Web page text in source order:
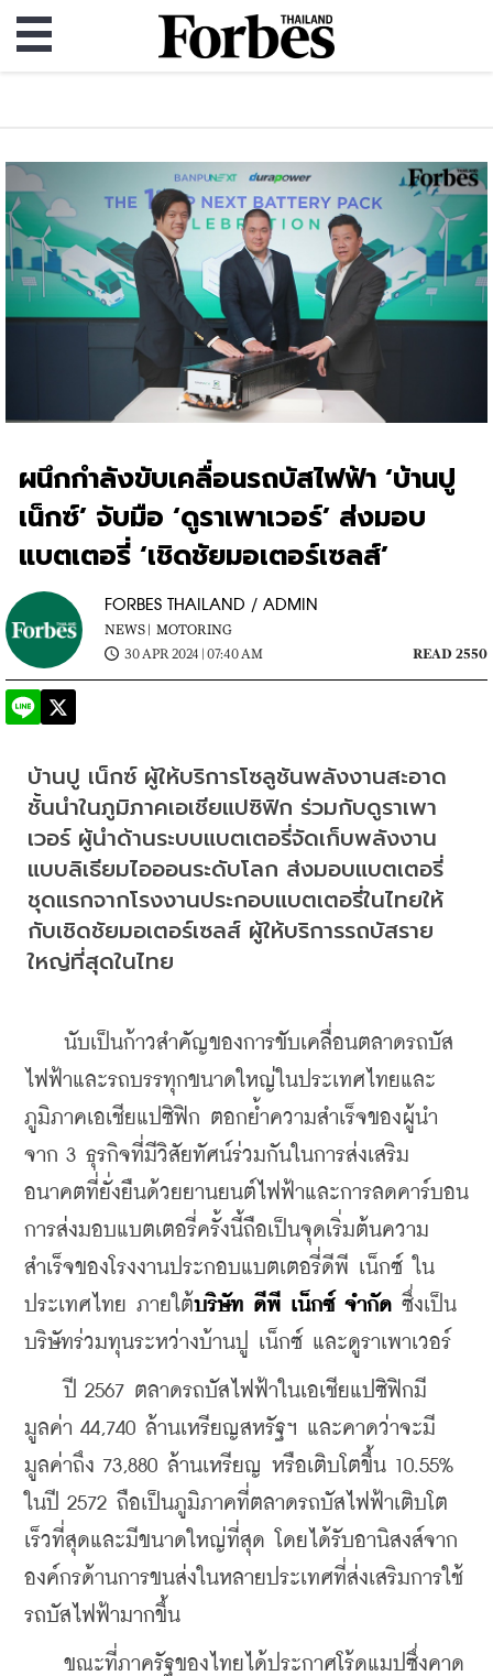
ผนึกกำลังขับเคลื่อนรถบัสไฟฟ้า ‘บ้านปู
เน็กซ์’ จับมือ ‘ดูราเพาเวอร์’ ส่งมอบ
แบตเตอรี่ ‘เชิดชัยมอเตอร์เซลส์’
FORBES THAILAND / ADMIN
NEWS | MOTORING
30 APR 2024 | 07:40 AM
READ 2550
บ้านปู เน็กซ์ ผู้ให้บริการโซลูชันพลังงานสะอาด
ชั้นนำในภูมิภาคเอเชียแปซิฟิก ร่วมกับดูราเพา
เวอร์ ผู้นำด้านระบบแบตเตอรี่จัดเก็บพลังงาน
แบบลิเธียมไอออนระดับโลก ส่งมอบแบตเตอรี่
ชุดแรกจากโรงงานประกอบแบตเตอรี่ในไทยให้
กับเชิดชัยมอเตอร์เซลส์ ผู้ให้บริการรถบัสราย
ใหญ่ที่สุดในไทย
นับเป็นก้าวสำคัญของการขับเคลื่อนตลาดรถบัส
ไฟฟ้าและรถบรรทุกขนาดใหญ่ในประเทศไทยและ
ภูมิภาคเอเชียแปซิฟิก ตอกย้ำความสำเร็จของผู้นำ
จาก 3 ธุรกิจที่มีวิสัยทัศน์ร่วมกันในการส่งเสริม
อนาคตที่ยั่งยืนด้วยยานยนต์ไฟฟ้าและการลดคาร์บอน
การส่งมอบแบตเตอรี่ครั้งนี้ถือเป็นจุดเริ่มต้นความ
สำเร็จของโรงงานประกอบแบตเตอรี่ดีพี เน็กซ์ ใน
ประเทศไทย ภายใต้บริษัท ดีพี เน็กซ์ จำกัด ซึ่งเป็น
บริษัทร่วมทุนระหว่างบ้านปู เน็กซ์ และดูราเพาเวอร์
ปี 2567 ตลาดรถบัสไฟฟ้าในเอเชียแปซิฟิกมี
มูลค่า 44,740 ล้านเหรียญสหรัฐฯ และคาดว่าจะมี
มูลค่าถึง 73,880 ล้านเหรียญ หรือเติบโตขึ้น 10.55%
ในปี 2572 ถือเป็นภูมิภาคที่ตลาดรถบัสไฟฟ้าเติบโต
เร็วที่สุดและมีขนาดใหญ่ที่สุด โดยได้รับอานิสงส์จาก
องค์กรด้านการขนส่งในหลายประเทศที่ส่งเสริมการใช้
รถบัสไฟฟ้ามากขึ้น
ขณะที่ภาครัฐของไทยได้ประกาศโร้ดแมปซึ่งคาด